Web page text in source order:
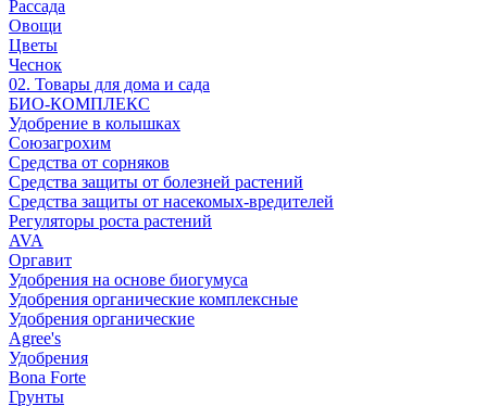
Рассада
Овощи
Цветы
Чеснок
02. Товары для дома и сада
БИО-КОМПЛЕКС
Удобрение в колышках
Союзагрохим
Средства от сорняков
Средства защиты от болезней растений
Средства защиты от насекомых-вредителей
Регуляторы роста растений
AVA
Оргавит
Удобрения на основе биогумуса
Удобрения органические комплексные
Удобрения органические
Agree's
Удобрения
Bona Forte
Грунты